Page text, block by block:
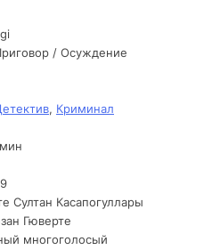
указывают на
людей. С развитием
с давлением со стороны
незнакомцев.
скрываются не только
личные интересы,
По мере того как адвокат
лжи и манипуляций, он
сможет добиться
сталкивается с важным
ход его
неожиданным последствиям.
/ Осуждение
, Криминал
Султан Касапогуллары
Гюверте
многоголосый